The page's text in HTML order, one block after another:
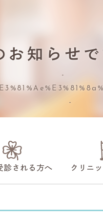
知らせで
診される方へ クリニ